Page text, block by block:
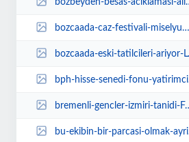
bozbeyden-besas-aciklamasi-alim-gucunu-biliyoruz-ama-surdurulebilir-olmasi-ge...
bozcaada-caz-festivali-miselyum-temasiyla-6-7-8-eylul-tarihleri-arasinda-seki...
bozcaada-eski-tatilcileri-ariyor-LydN7d1X.jpg
bph-hisse-senedi-fonu-yatirimcisina-kazandirdi-QRtZA1wY.jpg
bremenli-gencler-izmiri-tanidi-FuEjw1u7.jpg
bu-ekibin-bir-parcasi-olmak-ayricalik-4LvdNvlL.jpg